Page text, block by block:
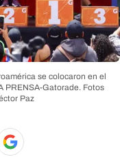
se colocaron en el
PRENSA-Gatorade. Fotos
Paz